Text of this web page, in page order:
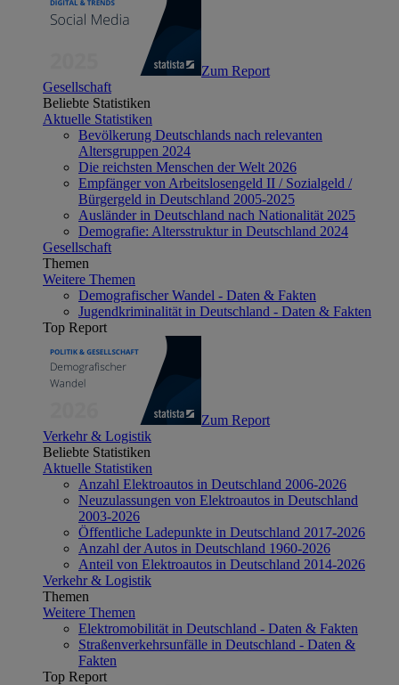
Zum Report
Gesellschaft
Beliebte Statistiken
Aktuelle Statistiken
Bevölkerung Deutschlands nach relevanten
Altersgruppen 2024
Die reichsten Menschen der Welt 2026
Empfänger von Arbeitslosengeld II / Sozialgeld /
Bürgergeld in Deutschland 2005-2025
Ausländer in Deutschland nach Nationalität 2025
Demografie: Altersstruktur in Deutschland 2024
Gesellschaft
Themen
Weitere Themen
Demografischer Wandel - Daten & Fakten
Jugendkriminalität in Deutschland - Daten & Fakten
Top Report
Zum Report
Verkehr & Logistik
Beliebte Statistiken
Aktuelle Statistiken
Anzahl Elektroautos in Deutschland 2006-2026
Neuzulassungen von Elektroautos in Deutschland
2003-2026
Öffentliche Ladepunkte in Deutschland 2017-2026
Anzahl der Autos in Deutschland 1960-2026
Anteil von Elektroautos in Deutschland 2014-2026
Verkehr & Logistik
Themen
Weitere Themen
Elektromobilität in Deutschland - Daten & Fakten
Straßenverkehrsunfälle in Deutschland - Daten &
Fakten
Top Report